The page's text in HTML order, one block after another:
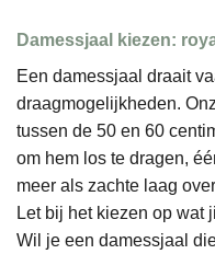
Damessjaal kiezen:
Een damessjaal draait
draagmogelijkheden.
tussen de 50 en 60
om hem los te dragen,
meer als zachte laag
Let bij het kiezen op wat
Wil je een damessjaal